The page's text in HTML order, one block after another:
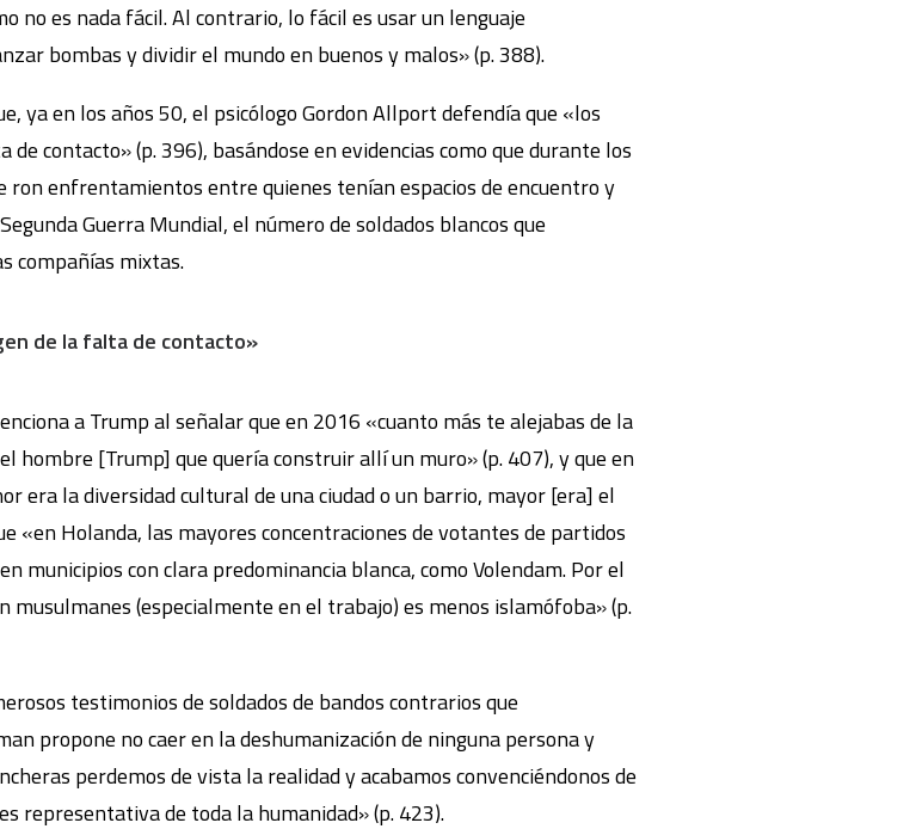
no es nada fácil. Al contrario, lo fácil es usar un lenguaje
bombas y dividir el mundo en buenos y malos» (p. 388).
ya en los años 50, el psicólogo Gordon Allport defendía que «los
contacto» (p. 396), basándose en evidencias como que durante los
enfrentamientos entre quienes tenían espacios de encuentro y
Guerra Mundial, el número de soldados blancos que
compañías mixtas.
de la falta de contacto»
a Trump al señalar que en 2016 «cuanto más te alejabas de la
hombre [Trump] que quería construir allí un muro» (p. 407), y que en
era la diversidad cultural de una ciudad o un barrio, mayor [era] el
«en Holanda, las mayores concentraciones de votantes de partidos
municipios con clara predominancia blanca, como Volendam. Por el
(especialmente en el trabajo) es menos islamófoba» (p.
testimonios de soldados de bandos contrarios que
propone no caer en la deshumanización de ninguna persona y
perdemos de vista la realidad y acabamos convenciéndonos de
representativa de toda la humanidad» (p. 423).